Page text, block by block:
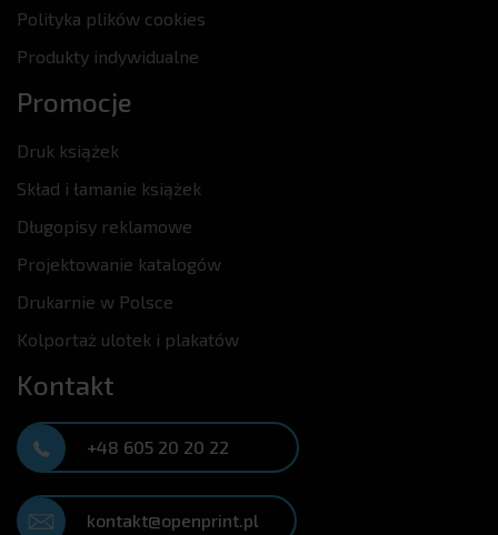
Polityka plików cookies
Produkty indywidualne
Promocje
Druk książek
Skład i łamanie książek
Długopisy reklamowe
Projektowanie katalogów
Drukarnie w Polsce
Kolportaż ulotek i plakatów
Kontakt
+48 605 20 20 22
kontakt@openprint.pl